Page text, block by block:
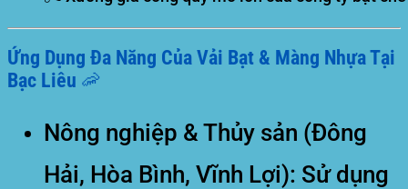
Ứng Dụng Đa Năng Của Vải Bạt & Màng Nhựa Tại
Bạc Liêu 🦐
Nông nghiệp & Thủy sản (Đông
Hải, Hòa Bình, Vĩnh Lợi): Sử dụng